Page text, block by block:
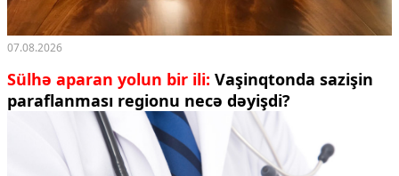
07.08.2026
Sülhə aparan yolun bir ili: Vaşinqtonda sazişin
paraflanması regionu necə dəyişdi?